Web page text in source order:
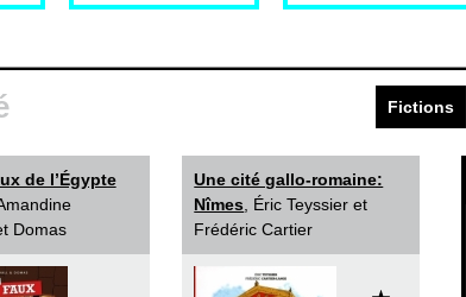
Fictions
de l’Égypte
Domas
Une cité gallo-romaine:
Nîmes , Éric Teyssier et
Frédéric Cartier